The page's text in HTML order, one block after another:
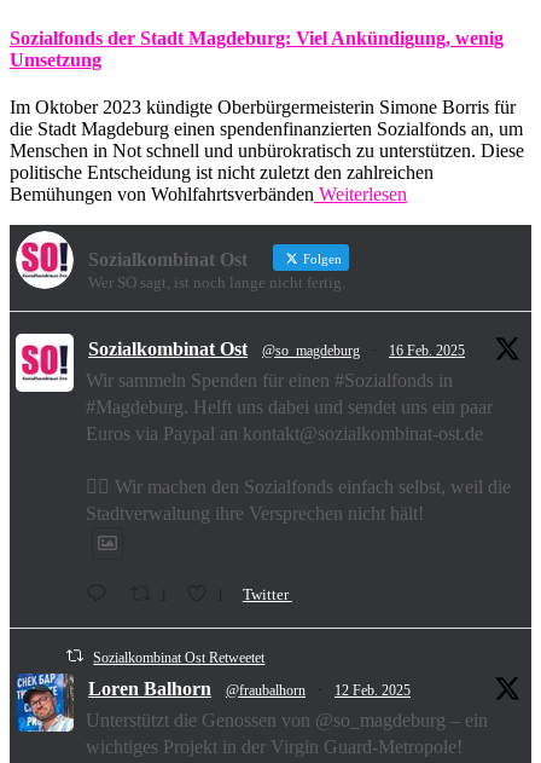
Sozialfonds der Stadt Magdeburg: Viel Ankündigung, wenig
Umsetzung
Im Oktober 2023 kündigte Oberbürgermeisterin Simone Borris für
die Stadt Magdeburg einen spendenfinanzierten Sozialfonds an, um
Menschen in Not schnell und unbürokratisch zu unterstützen. Diese
politische Entscheidung ist nicht zuletzt den zahlreichen
Bemühungen von Wohlfahrtsverbänden Weiterlesen
Sozialkombinat Ost Folgen
Wer SO sagt, ist noch lange nicht fertig.
Sozialkombinat Ost @so_magdeburg · 16 Feb. 2025
Wir sammeln Spenden für einen #Sozialfonds in
#Magdeburg. Helft uns dabei und sendet uns ein paar
Euros via Paypal an kontakt@sozialkombinat-ost.de
✊🏽 Wir machen den Sozialfonds einfach selbst, weil die
Stadtverwaltung ihre Versprechen nicht hält!
Twitter
Sozialkombinat Ost Retweetet
Loren Balhorn @fraubalhorn · 12 Feb. 2025
Unterstützt die Genossen von @so_magdeburg – ein
wichtiges Projekt in der Virgin Guard-Metropole!